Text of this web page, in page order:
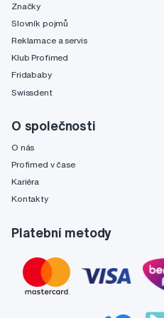
Značky
Slovník pojmů
Reklamace a servis
Klub Profimed
Fridababy
Swissdent
O společnosti
O nás
Profimed v čase
Kariéra
Kontakty
Platební metody